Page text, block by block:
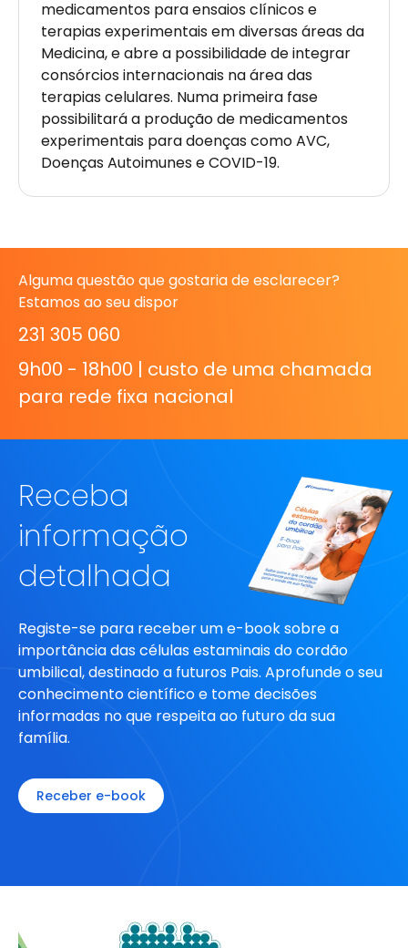
medicamentos para ensaios clínicos e
terapias experimentais em diversas áreas da
Medicina, e abre a possibilidade de integrar
consórcios internacionais na área das
terapias celulares. Numa primeira fase
possibilitará a produção de medicamentos
experimentais para doenças como AVC,
Doenças Autoimunes e COVID-19.
Alguma questão que gostaria de esclarecer?
Estamos ao seu dispor
231 305 060
9h00 - 18h00 | custo de uma chamada
para rede fixa nacional
Receba
informação
detalhada
Registe-se para receber um e-book sobre a
importância das células estaminais do cordão
umbilical, destinado a futuros Pais. Aprofunde o seu
conhecimento científico e tome decisões
informadas no que respeita ao futuro da sua
família.
Receber e-book